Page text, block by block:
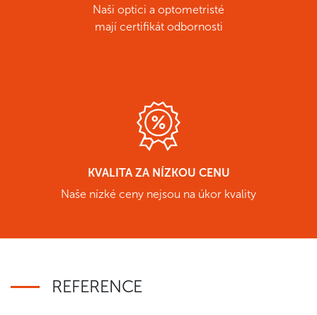
Naši optici a optometristé
mají certifikát odbornosti
KVALITA ZA NÍZKOU CENU
Naše nízké ceny nejsou na úkor kvality
REFERENCE